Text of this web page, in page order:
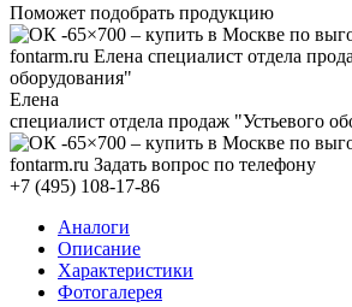
Поможет подобрать продукцию
Елена
специалист отдела продаж "Устьевого
+7 (495) 108-17-86
Аналоги
Описание
Характеристики
Фотогалерея